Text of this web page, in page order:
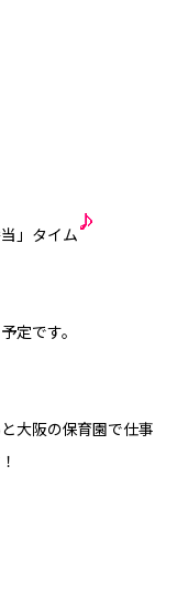
」タイム
定です。
大阪の保育園で仕事